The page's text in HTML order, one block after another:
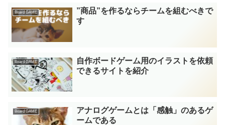
Board GAME
”商品”を作るならチームを組むべきで
す
Board GAME
自作ボードゲーム用のイラストを依頼
できるサイトを紹介
Board GAME
アナログゲームとは「感触」のあるゲ
ームである